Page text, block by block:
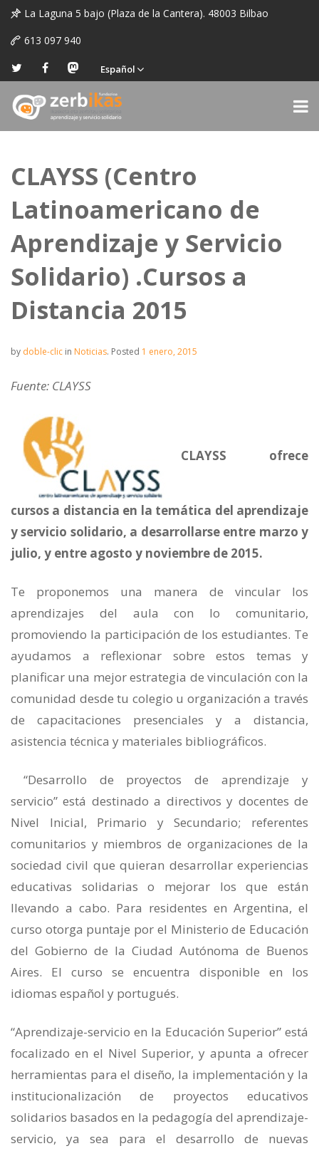
La Laguna 5 bajo (Plaza de la Cantera). 48003 Bilbao
613 097 940
Español
CLAYSS (Centro
Latinoamericano de
Aprendizaje y Servicio
Solidario) .Cursos a
Distancia 2015
by doble-clic in Noticias. Posted 1 enero, 2015
Fuente: CLAYSS
CLAYSS ofrece
cursos a distancia en la temática del aprendizaje
y servicio solidario, a desarrollarse entre marzo y
julio, y entre agosto y noviembre de 2015.
Te proponemos una manera de vincular los
aprendizajes del aula con lo comunitario,
promoviendo la participación de los estudiantes. Te
ayudamos a reflexionar sobre estos temas y
planificar una mejor estrategia de vinculación con la
comunidad desde tu colegio u organización a través
de capacitaciones presenciales y a distancia,
asistencia técnica y materiales bibliográficos.
“Desarrollo de proyectos de aprendizaje y
servicio” está destinado a directivos y docentes de
Nivel Inicial, Primario y Secundario; referentes
comunitarios y miembros de organizaciones de la
sociedad civil que quieran desarrollar experiencias
educativas solidarias o mejorar los que están
llevando a cabo. Para residentes en Argentina, el
curso otorga puntaje por el Ministerio de Educación
del Gobierno de la Ciudad Autónoma de Buenos
Aires. El curso se encuentra disponible en los
idiomas español y portugués.
“Aprendizaje-servicio en la Educación Superior” está
focalizado en el Nivel Superior, y apunta a ofrecer
herramientas para el diseño, la implementación y la
institucionalización de proyectos educativos
solidarios basados en la pedagogía del aprendizaje-
servicio, ya sea para el desarrollo de nuevas